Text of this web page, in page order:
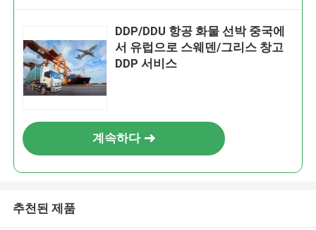
DDP/DDU 항공 화물 선박 중국에
서 유럽으로 스웨덴/그리스 창고
DDP 서비스
계속하다
추천된 제품